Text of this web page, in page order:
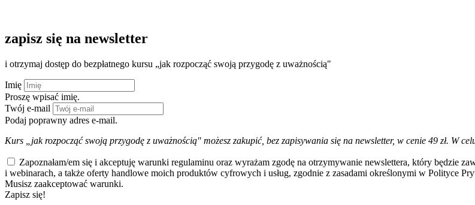
zapisz się na newsletter
i otrzymaj dostęp do bezpłatnego kursu „jak rozpocząć swoją przygodę z uważnością"
Imię
Proszę wpisać imię.
Twój e-mail
Podaj poprawny adres e-mail.
Kurs „jak rozpocząć swoją przygodę z uważnością" możesz zakupić, bez zapisywania się na newsletter, w cenie 49 zł. W
Zapoznałam/em się i akceptuję warunki regulaminu oraz wyrażam zgodę na otrzymywanie newslettera, który będzie
i webinarach, a także oferty handlowe moich produktów cyfrowych i usług, zgodnie z zasadami określonymi w Polityce
Musisz zaakceptować warunki.
Zapisz się!